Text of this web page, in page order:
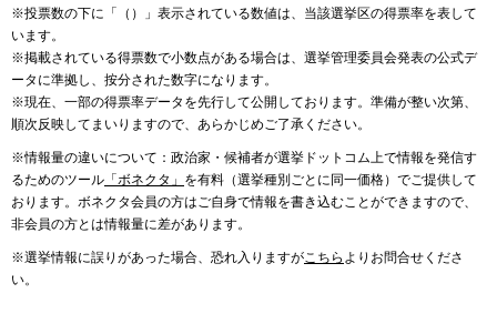
※投票数の下に「（）」表示されている数値は、当該選挙区の得票率を表して
います。
※掲載されている得票数で小数点がある場合は、選挙管理委員会発表の公式デ
ータに準拠し、按分された数字になります。
※現在、一部の得票率データを先行して公開しております。準備が整い次第、
順次反映してまいりますので、あらかじめご了承ください。
※情報量の違いについて：政治家・候補者が選挙ドットコム上で情報を発信す
るためのツール 「ボネクタ」 を有料（選挙種別ごとに同一価格）でご提供して
おります。ボネクタ会員の方はご自身で情報を書き込むことができますので、
非会員の方とは情報量に差があります。
※選挙情報に誤りがあった場合、恐れ入りますがこちら よりお問合せくださ
い。